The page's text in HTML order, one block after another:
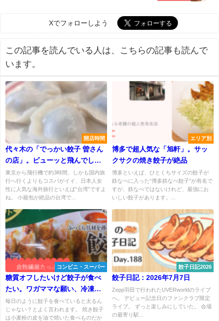
Xでフォローしよう
この記事を読んでいる人は、こちらの記事も読んで
います。
開店時間
代々木の「でっかい餃子 曽さん
の店」。ピューッと飛んでしま
う肉汁に注意。
東京から飛行機で約3時間、しかも国内旅
行へ行くよりもコスパがイイ、日本人女
性に人気な海外旅行といえば“台湾”ですよ
ね。 小籠包が絶品の台湾で...
エリア別
博多で超人気な「旭軒」。サッ
クサクの焼き餃子が絶品
博多といえば、ひとくちサイズの餃子が
鉄なべに入った“博多鉄なべ餃子”が有名で
すが、鉄なべではないけれど、最強にお
いしい餃子があります。...
コンビニ・スーパー
糖質オフしたいけど餃子が食べ
たい。ワガママな願い、冷凍餃
子で叶えます
毎日のように餃子を食べていると太るん
じゃない？とよく言われます。 焼き餃子
は小麦粉の皮を油で焼いた食べものだか
餃子日記2026
餃子日記：2026年7月7日
Zepp羽田で行われたUVERworldのライブ
へ。 デビュー記念日のファンクラブ限定
ライブ。 ずっと楽しみにしていた。 会場
の最寄り駅...